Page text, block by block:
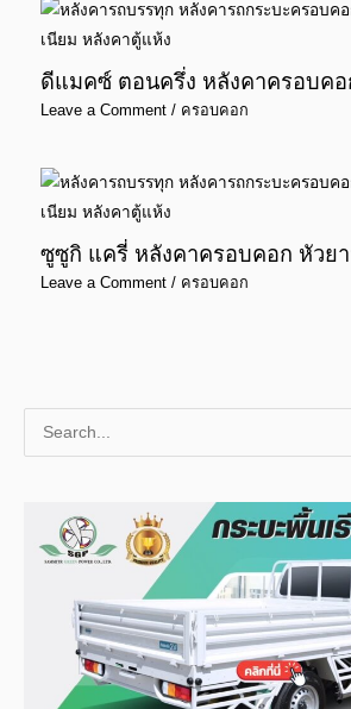
ดีแมคซ์ ตอนครึ่ง หลังคาครอบค
Leave a Comment / ครอบคอก
ซูซูกิ แครี่ หลังคาครอบคอก หัวย
Leave a Comment / ครอบคอก